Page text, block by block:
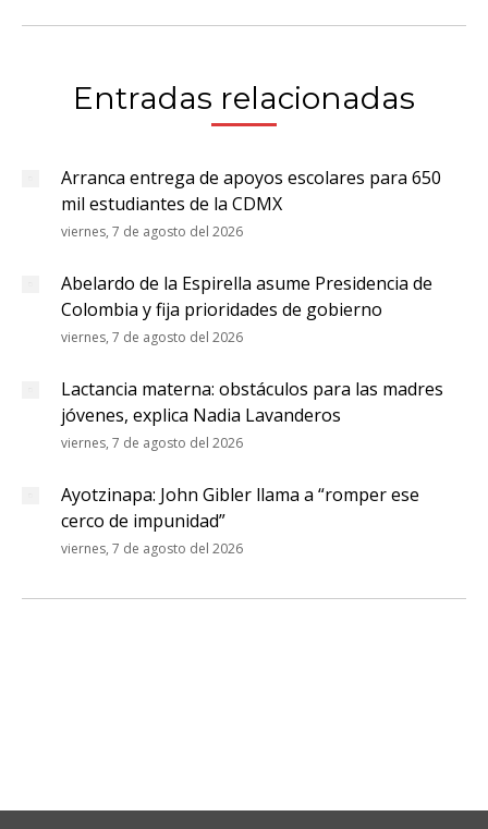
Entradas relacionadas
Arranca entrega de apoyos escolares para 650
mil estudiantes de la CDMX
viernes, 7 de agosto del 2026
Abelardo de la Espirella asume Presidencia de
Colombia y fija prioridades de gobierno
viernes, 7 de agosto del 2026
Lactancia materna: obstáculos para las madres
jóvenes, explica Nadia Lavanderos
viernes, 7 de agosto del 2026
Ayotzinapa: John Gibler llama a “romper ese
cerco de impunidad”
viernes, 7 de agosto del 2026